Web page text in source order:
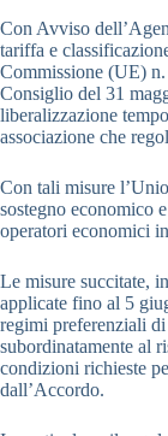
Con Avviso
tariffa e
Commissione (UE)
Consiglio del 31
liberalizzazione
associazione che
Con tali misure
sostegno economico
operatori economici
Le misure succitate,
applicate fino al 5
regimi preferenziali
subordinatamente al
condizioni richieste
dall’Accordo.